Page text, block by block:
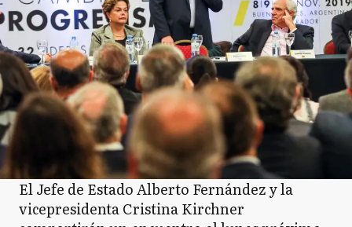
El Jefe de Estado Alberto Fernández y la
vicepresidenta Cristina Kirchner